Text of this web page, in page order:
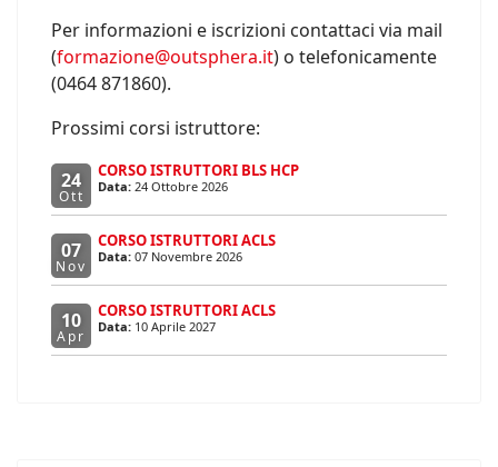
Per informazioni e iscrizioni contattaci via mail
(formazione@outsphera.it) o telefonicamente
(0464 871860).
Prossimi corsi istruttore:
24
Ott
CORSO ISTRUTTORI BLS HCP
Data: 24 Ottobre 2026
07
Nov
CORSO ISTRUTTORI ACLS
Data: 07 Novembre 2026
10
Apr
CORSO ISTRUTTORI ACLS
Data: 10 Aprile 2027